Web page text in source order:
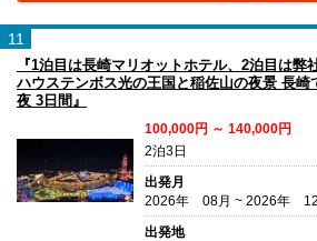
11
『1泊目は長崎マリオットホテル、2泊目は弊
ハウステンボス光の王国と稲佐山の夜景 長崎
夜 3日間』
100,000円 ～ 140,000円
2泊3日
出発月
2026年 08月 ~ 2026年 12
出発地